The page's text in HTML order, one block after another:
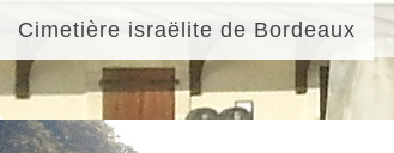
Cimetière israëlite de Bordeaux